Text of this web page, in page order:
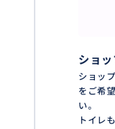
ショ
ショッ
をご希
い。
トイレ